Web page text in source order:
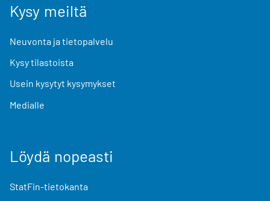
Kysy meiltä
Neuvonta ja tietopalvelu
Kysy tilastoista
Usein kysytyt kysymykset
Medialle
Löydä nopeasti
StatFin-tietokanta